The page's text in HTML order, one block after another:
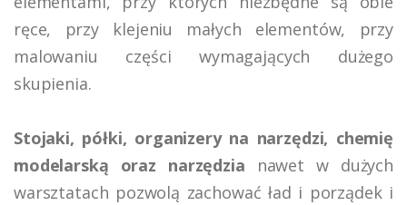
ręce, przy klejeniu małych elementów, przy
malowaniu części wymagających dużego
skupienia.
Stojaki, półki, organizery na narzędzi, chemię
modelarską oraz narzędzia nawet w dużych
warsztatach pozwolą zachować ład i porządek i